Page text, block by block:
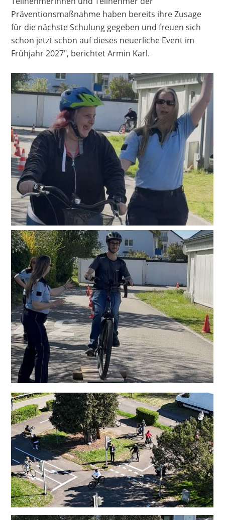
Präventionsmaßnahme haben bereits ihre Zusage
für die nächste Schulung gegeben und freuen sich
schon jetzt schon auf dieses neuerliche Event im
Frühjahr 2027", berichtet Armin Karl.